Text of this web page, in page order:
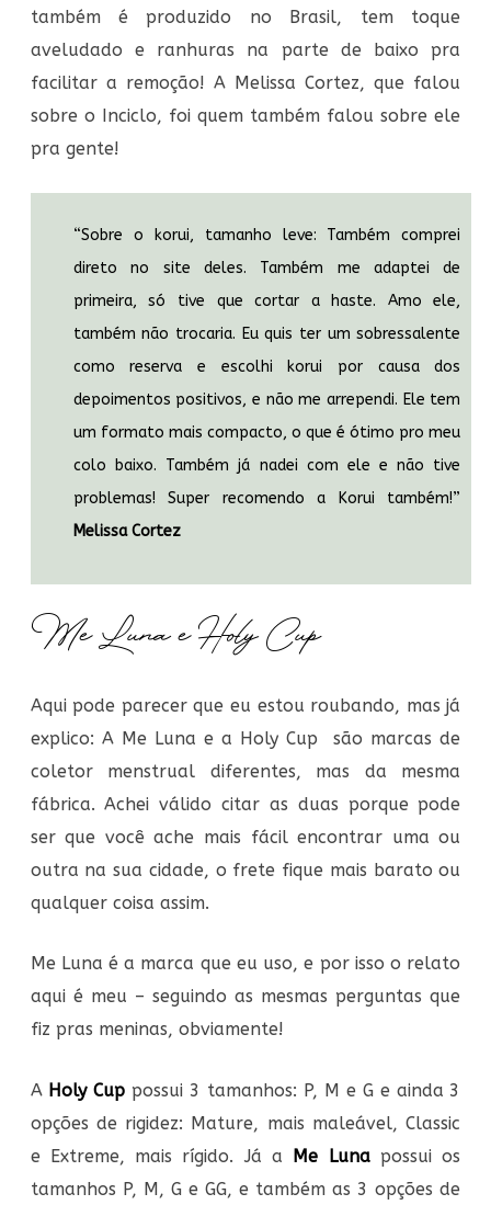
também é produzido no Brasil, tem toque
aveludado e ranhuras na parte de baixo pra
facilitar a remoção! A Melissa Cortez, que falou
sobre o Inciclo, foi quem também falou sobre ele
pra gente!
“Sobre o korui, tamanho leve: Também comprei
direto no site deles. Também me adaptei de
primeira, só tive que cortar a haste. Amo ele,
também não trocaria. Eu quis ter um sobressalente
como reserva e escolhi korui por causa dos
depoimentos positivos, e não me arrependi. Ele tem
um formato mais compacto, o que é ótimo pro meu
colo baixo. Também já nadei com ele e não tive
problemas! Super recomendo a Korui também!”
Melissa Cortez
Me Luna e Holy Cup
Aqui pode parecer que eu estou roubando, mas já
explico: A Me Luna e a Holy Cup são marcas de
coletor menstrual diferentes, mas da mesma
fábrica. Achei válido citar as duas porque pode
ser que você ache mais fácil encontrar uma ou
outra na sua cidade, o frete fique mais barato ou
qualquer coisa assim.
Me Luna é a marca que eu uso, e por isso o relato
aqui é meu – seguindo as mesmas perguntas que
fiz pras meninas, obviamente!
A Holy Cup possui 3 tamanhos: P, M e G e ainda 3
opções de rigidez: Mature, mais maleável, Classic
e Extreme, mais rígido. Já a Me Lunapossui os
tamanhos P, M, G e GG, e também as 3 opções de